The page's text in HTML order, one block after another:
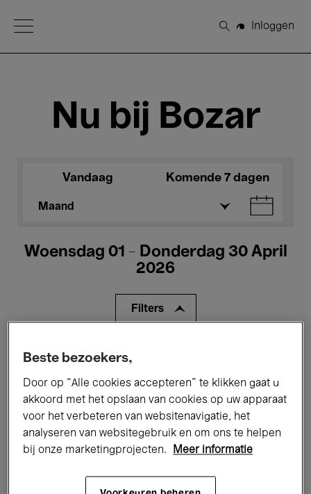
Open Menu
Zoeken
Inloggen
Nu bij Bozar
Vandaag Komende 7 dagen
Maand
Woensdag 01 - Donderdag 30 April
2026
Filters
Alle evenementen
Tentoonstellingen Films
Performances Lezingen & Debatten
Jazz Klassieke Muziek Global Music
Beste bezoekers,
Door op “Alle cookies accepteren” te klikken gaat u
akkoord met het opslaan van cookies op uw apparaat
voor het verbeteren van websitenavigatie, het
analyseren van websitegebruik en om ons te helpen
bij onze marketingprojecten.
Meer informatie